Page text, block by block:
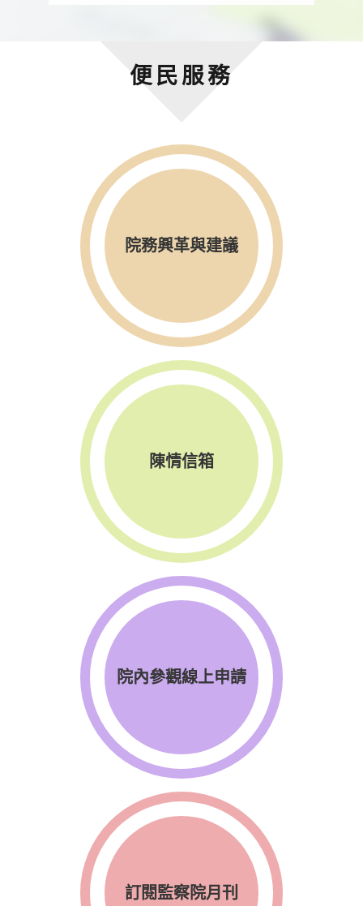
便民服務
院務興革與建議
陳情信箱
院內參觀線上申請
訂閱監察院月刊